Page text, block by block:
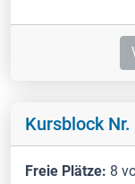
Kursblock
Freie Plätze: 8